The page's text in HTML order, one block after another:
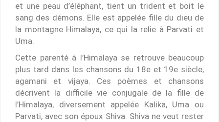
et une peau d’éléphant, tient un trident et boit le
sang des démons. Elle est appelée fille du dieu de
la montagne Himalaya, ce qui la relie à Parvati et
Uma.
Cette parenté à l’Himalaya se retrouve beaucoup
plus tard dans les chansons du 18e et 19e siècle,
agamani et vijaya. Ces poèmes et chansons
décrivent la difficile vie conjugale de la fille de
l’Himalaya, diversement appelée Kalika, Uma ou
Parvati, avec son époux Shiva. Shiva ne veut rester